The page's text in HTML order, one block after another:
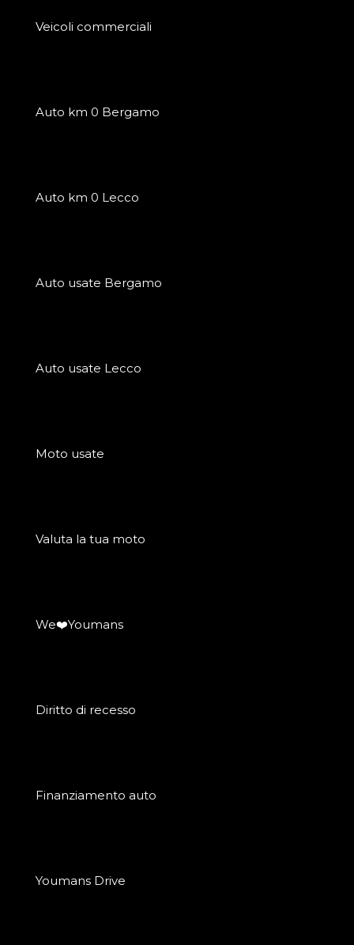
Veicoli commerciali
Auto km 0 Bergamo
Auto km 0 Lecco
Auto usate Bergamo
Auto usate Lecco
Moto usate
Valuta la tua moto
We❤️Youmans
Diritto di recesso
Finanziamento auto
Youmans Drive